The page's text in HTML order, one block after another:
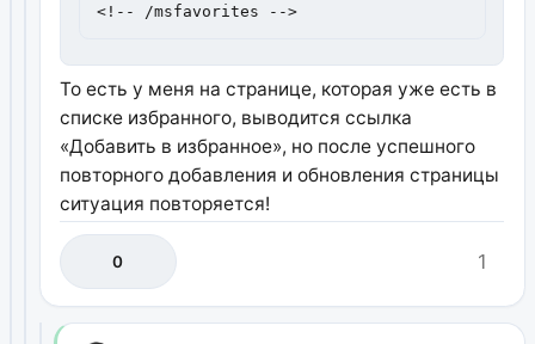
<!-- /msfavorites -->
То есть у меня на странице, которая уже есть в
списке избранного, выводится ссылка
«Добавить в избранное», но после успешного
повторного добавления и обновления страницы
ситуация повторяется!
0 1